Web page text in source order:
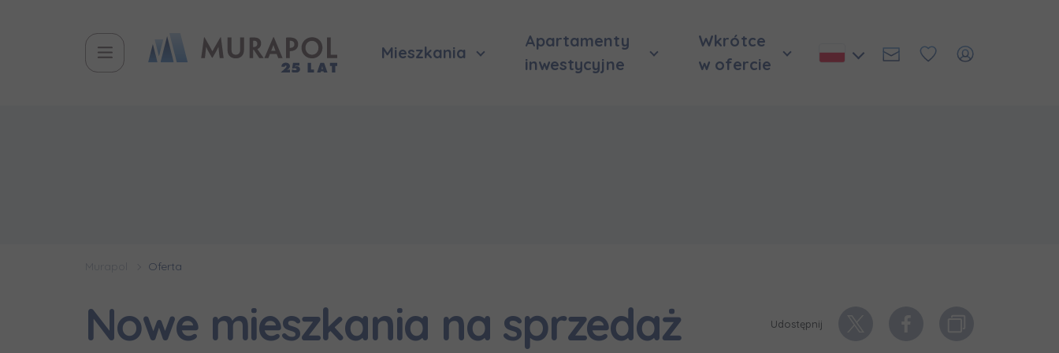
Mieszkania
Apartamenty
inwestycyjne
Wkrótce
w ofercie
Oferta
Nowe mieszkania na sprzedaż Udostępnij